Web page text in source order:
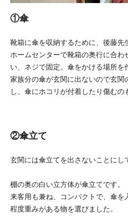
①傘
靴箱に傘を収納するために、後藤先
ホームセンターで靴箱の奥行に合わ
い、ネジで固定。傘をかける場所を
家族分の傘が玄関に出ないので玄関
し、傘にホコリが付着したり傷むの
②傘立て
玄関には傘立てを出さないことにし
棚の奥の白い立方体が傘立てです。
来客用も兼ね、コンパクトで、傘を
程度重みがある物を選びました。